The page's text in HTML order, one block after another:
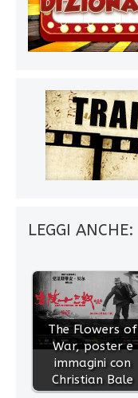
LEGGI ANCHE:
The Flowers of
War, poster e
immagini con
Christian Bale